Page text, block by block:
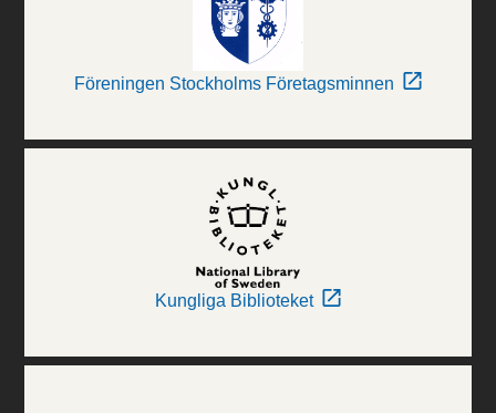
Föreningen Stockholms Företagsminnen
Kungliga Biblioteket